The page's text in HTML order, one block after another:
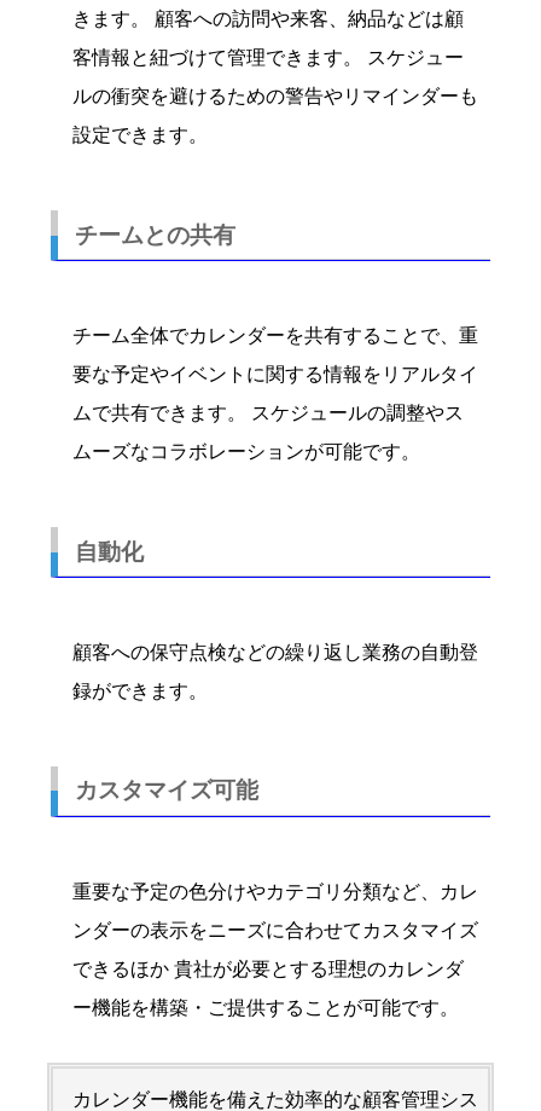
きます。 顧客への訪問や来客、納品などは顧
客情報と紐づけて管理できます。 スケジュー
ルの衝突を避けるための警告やリマインダーも
設定できます。
チームとの共有
チーム全体でカレンダーを共有することで、重
要な予定やイベントに関する情報をリアルタイ
ムで共有できます。 スケジュールの調整やス
ムーズなコラボレーションが可能です。
自動化
顧客への保守点検などの繰り返し業務の自動登
録ができます。
カスタマイズ可能
重要な予定の色分けやカテゴリ分類など、カレ
ンダーの表示をニーズに合わせてカスタマイズ
できるほか 貴社が必要とする理想のカレンダ
ー機能を構築・ご提供することが可能です。
カレンダー機能を備えた効率的な顧客管理シス